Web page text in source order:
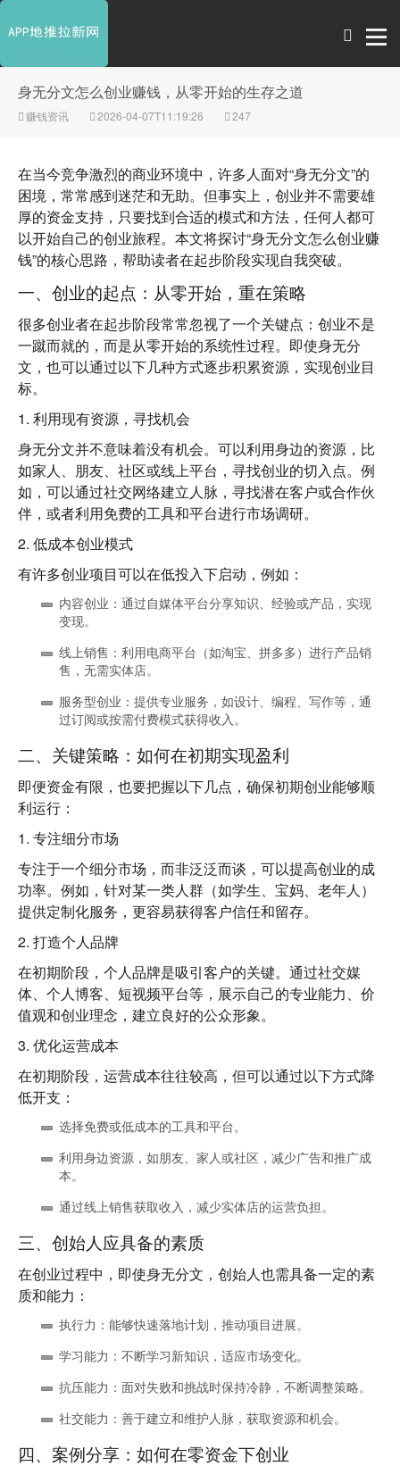
身无分文怎么创业赚钱，从零开始的生存之道
赚钱资讯 2026-04-07T11:19:26 247
在当今竞争激烈的商业环境中，许多人面对“身无分文”的
困境，常常感到迷茫和无助。但事实上，创业并不需要雄
厚的资金支持，只要找到合适的模式和方法，任何人都可
以开始自己的创业旅程。本文将探讨“身无分文怎么创业赚
钱”的核心思路，帮助读者在起步阶段实现自我突破。
一、创业的起点：从零开始，重在策略
很多创业者在起步阶段常常忽视了一个关键点： 创业不是
一蹴而就的，而是从零开始的系统性过程。即使身无分
文，也可以通过以下几种方式逐步积累资源，实现创业目
标。
1. 利用现有资源，寻找机会
身无分文并不意味着没有机会。可以利用身边的资源，比
如家人、朋友、社区或线上平台，寻找创业的切入点。例
如，可以通过社交网络建立人脉，寻找潜在客户或合作伙
伴，或者利用免费的工具和平台进行市场调研。
2. 低成本创业模式
有许多创业项目可以在低投入下启动，例如：
内容创业 ：通过自媒体平台分享知识、经验或产品，实现
变现。
线上销售 ：利用电商平台（如淘宝、拼多多）进行产品销
售，无需实体店。
服务型创业 ：提供专业服务，如设计、编程、写作等，通
过订阅或按需付费模式获得收入。
二、关键策略：如何在初期实现盈利
即便资金有限，也要把握以下几点，确保初期创业能够顺
利运行：
1. 专注细分市场
专注于一个细分市场，而非泛泛而谈，可以提高创业的成
功率。例如，针对某一类人群（如学生、宝妈、老年人）
提供定制化服务，更容易获得客户信任和留存。
2. 打造个人品牌
在初期阶段，个人品牌是吸引客户的关键。通过社交媒
体、个人博客、短视频平台等，展示自己的专业能力、价
值观和创业理念，建立良好的公众形象。
3. 优化运营成本
在初期阶段，运营成本往往较高，但可以通过以下方式降
低开支：
选择免费或低成本的工具和平台。
利用身边资源，如朋友、家人或社区，减少广告和推广成
本。
通过线上销售获取收入，减少实体店的运营负担。
三、创始人应具备的素质
在创业过程中，即使身无分文，创始人也需具备一定的素
质和能力：
执行力 ：能够快速落地计划，推动项目进展。
学习能力 ：不断学习新知识，适应市场变化。
抗压能力 ：面对失败和挑战时保持冷静，不断调整策略。
社交能力 ：善于建立和维护人脉，获取资源和机会。
四、案例分享：如何在零资金下创业